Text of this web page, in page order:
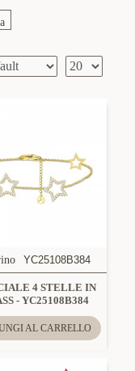
YC25108B384
4 STELLE IN
- YC25108B384
AL CARRELLO